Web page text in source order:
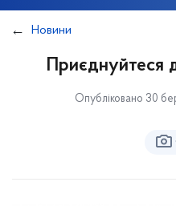
Новини
Приєднуйтеся
Опубліковано 30